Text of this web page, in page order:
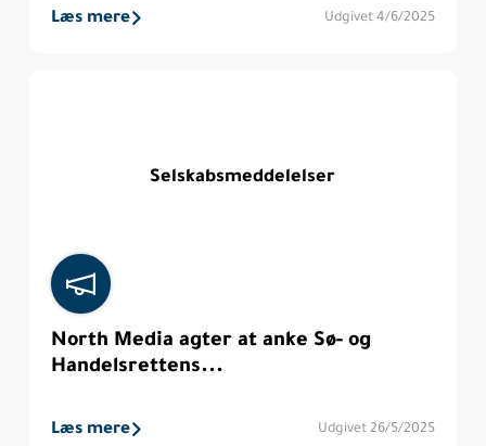
Læs mere Udgivet 4/6/2025
Selskabsmeddelelser
North Media agter at anke Sø- og
Handelsrettens...
Læs mere Udgivet 26/5/2025